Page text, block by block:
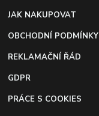
JAK NAKUPOVAT
OBCHODNÍ PODMÍNKY
REKLAMAČNÍ ŘÁD
GDPR
PRÁCE S COOKIES